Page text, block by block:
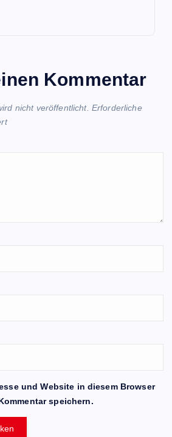
Kommentar
nicht veröffentlicht. Erforderliche
und Website in diesem Browser
speichern.